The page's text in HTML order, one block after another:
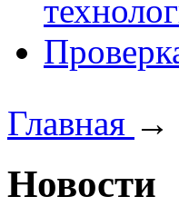
Главная →
Новости